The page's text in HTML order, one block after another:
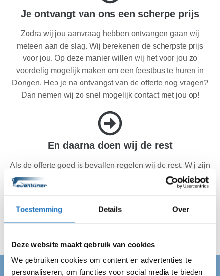
Toestemming Details Over
Deze website maakt gebruik van cookies
We gebruiken cookies om content en advertenties te
personaliseren, om functies voor social media te bieden
Je ontvangt van ons een scherpe prijs
Zodra wij jou aanvraag hebben ontvangen gaan wij
meteen aan de slag. Wij berekenen de scherpste prijs
voor jou. Op deze manier willen wij het voor jou zo
voordelig mogelijk maken om een feestbus te huren in
Dongen. Heb je na ontvangst van de offerte nog vragen?
Dan nemen wij zo snel mogelijk contact met jou op!
En daarna doen wij de rest
Als de offerte goed is bevallen regelen wij de rest. Wij zijn
op tijd met de feestbus bij de afgesproken bestemming in
Dongen en zorgen voor een veilig vervoer van A naar B.
en je kan van je dag genieten.